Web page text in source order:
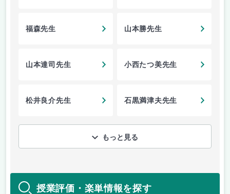
福森先生 山本勝先生
山本達司先生 小西たつ美先生
松井良介先生 石黒満津夫先生
もっと見る
授業評価・楽単情報を探す